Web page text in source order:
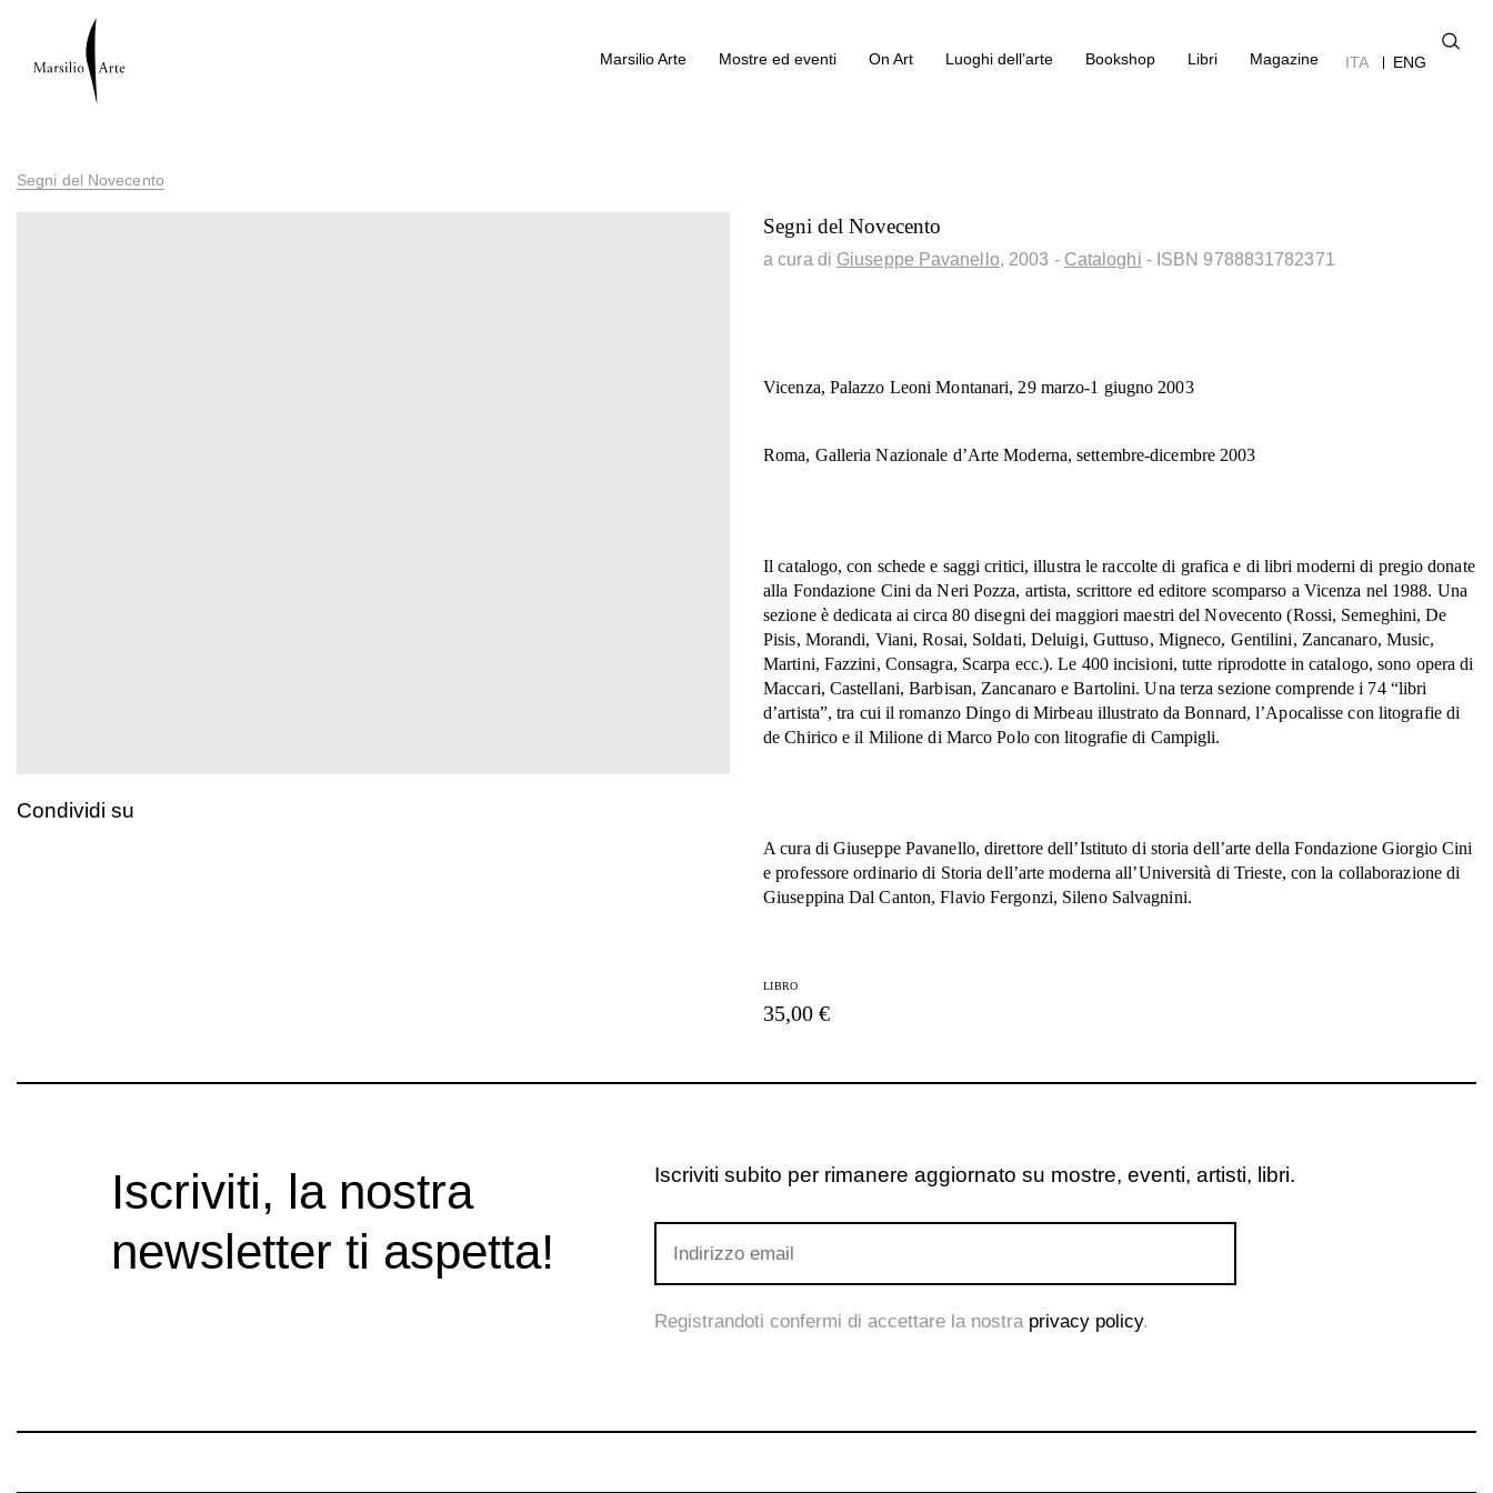
Marsilio Arte Mostre ed eventi On Art Luoghi dell’arte Bookshop Libri Magazine ITA ENG
Segni del Novecento
Condividi su
Segni del Novecento
a cura di Giuseppe Pavanello, 2003 - Cataloghi - ISBN 9788831782371
Vicenza, Palazzo Leoni Montanari, 29 marzo-1 giugno 2003
Roma, Galleria Nazionale d’Arte Moderna, settembre-dicembre 2003
Il catalogo, con schede e saggi critici, illustra le raccolte di grafica e di libri moderni di pregio donate
alla Fondazione Cini da Neri Pozza, artista, scrittore ed editore scomparso a Vicenza nel 1988. Una
sezione è dedicata ai circa 80 disegni dei maggiori maestri del Novecento (Rossi, Semeghini, De
Pisis, Morandi, Viani, Rosai, Soldati, Deluigi, Guttuso, Migneco, Gentilini, Zancanaro, Music,
Martini, Fazzini, Consagra, Scarpa ecc.). Le 400 incisioni, tutte riprodotte in catalogo, sono opera di
Maccari, Castellani, Barbisan, Zancanaro e Bartolini. Una terza sezione comprende i 74 “libri
d’artista”, tra cui il romanzo Dingo di Mirbeau illustrato da Bonnard, l’Apocalisse con litografie di
de Chirico e il Milione di Marco Polo con litografie di Campigli.
A cura di Giuseppe Pavanello, direttore dell’Istituto di storia dell’arte della Fondazione Giorgio Cini
e professore ordinario di Storia dell’arte moderna all’Università di Trieste, con la collaborazione di
Giuseppina Dal Canton, Flavio Fergonzi, Sileno Salvagnini.
LIBRO
35,00 €
Iscriviti, la nostra
newsletter ti aspetta!
Iscriviti subito per rimanere aggiornato su mostre, eventi, artisti, libri.
Registrandoti confermi di accettare la nostra privacy policy.